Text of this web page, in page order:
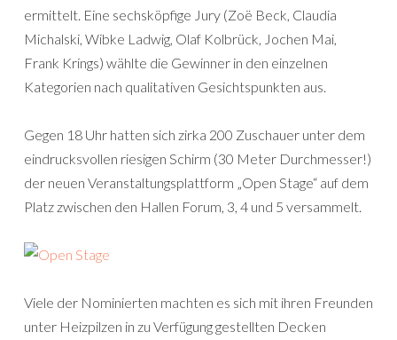
ermittelt. Eine sechsköpfige Jury (Zoë Beck, Claudia
Michalski, Wibke Ladwig, Olaf Kolbrück, Jochen Mai,
Frank Krings) wählte die Gewinner in den einzelnen
Kategorien nach qualitativen Gesichtspunkten aus.
Gegen 18 Uhr hatten sich zirka 200 Zuschauer unter dem
eindrucksvollen riesigen Schirm (30 Meter Durchmesser!)
der neuen Veranstaltungsplattform „Open Stage“ auf dem
Platz zwischen den Hallen Forum, 3, 4 und 5 versammelt.
Viele der Nominierten machten es sich mit ihren Freunden
unter Heizpilzen in zu Verfügung gestellten Decken